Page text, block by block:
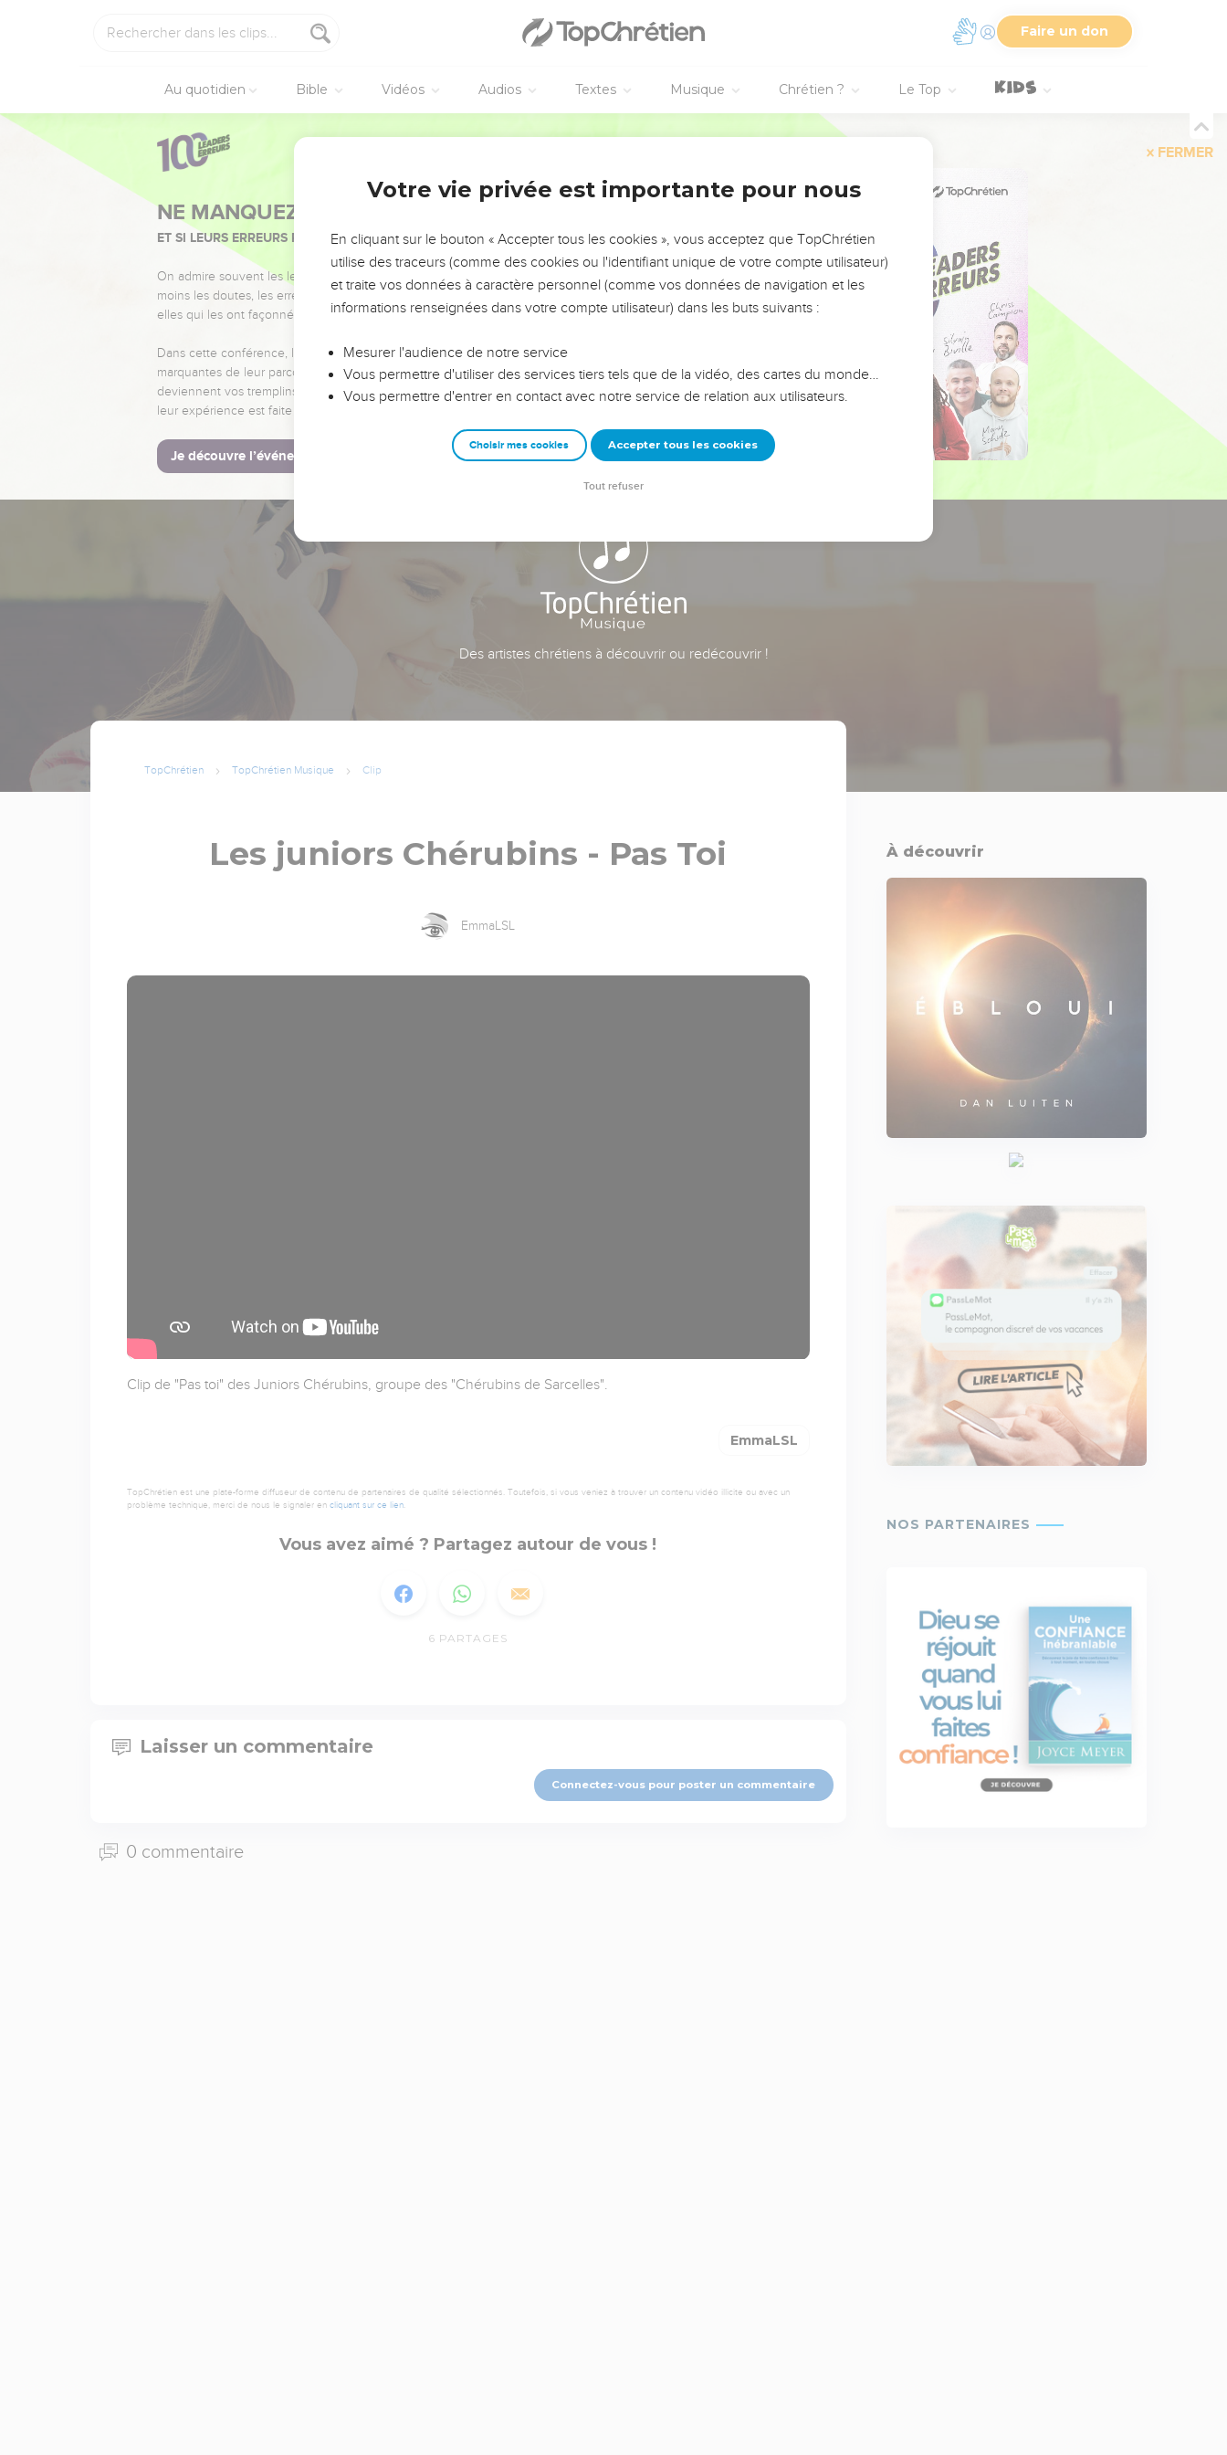
Faire un don
Au quotidien Bible Vidéos Audios Textes Musique Chrétien ? Le Top
FERMER
NE MANQUEZ PAS L’ÉVÉNEMENT DE L’ANNÉE !
ET SI LEURS ERREURS POUVAIENT VOUS ÉVITER LES VOTRES ?
On admire souvent les leaders pour leurs réussites, leur impact, leur foi ou leur vision. Mais on voit
moins les doutes, les erreurs et les saisons difficiles qu'ils ont traversés, alors même que ce sont
elles qui les ont façonnés.
Dans cette conférence, leaders, entrepreneurs, et responsables reviennent sur les erreurs
marquantes de leur parcours et les clés pour avancer avec plus de sagesse afin que leurs erreurs
deviennent vos tremplins. Que vous guidiez un ministère, une équipe, un groupe ou une famille,
leur expérience est faite pour vous.
Je découvre l’événement
Des artistes chrétiens à découvrir ou redécouvrir !
TopChrétien TopChrétien Musique Clip
Les juniors Chérubins - Pas Toi
EmmaLSL
Clip de "Pas toi" des Juniors Chérubins, groupe des "Chérubins de Sarcelles".
EmmaLSL
TopChrétien est une plate-forme diffuseur de contenu de partenaires de qualité sélectionnés. Toutefois, si vous veniez à trouver un contenu vidéo illicite ou avec un
problème technique, merci de nous le signaler en cliquant sur ce lien.
Vous avez aimé ? Partagez autour de vous !
6 PARTAGES
Laisser un commentaire
Connectez-vous pour poster un commentaire
0 commentaire
À découvrir
Votre vie privée est importante pour nous
En cliquant sur le bouton « Accepter tous les cookies », vous acceptez que TopChrétien
utilise des traceurs (comme des cookies ou l'identifiant unique de votre compte utilisateur)
et traite vos données à caractère personnel (comme vos données de navigation et les
informations renseignées dans votre compte utilisateur) dans les buts suivants :
Mesurer l'audience de notre service
Vous permettre d'utiliser des services tiers tels que de la vidéo, des cartes du monde…
Vous permettre d'entrer en contact avec notre service de relation aux utilisateurs.
Choisir mes cookies Accepter tous les cookies
Tout refuser